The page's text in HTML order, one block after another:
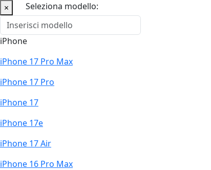
× Seleziona modello:
iPhone
iPhone 17 Pro Max
iPhone 17 Pro
iPhone 17
iPhone 17e
iPhone 17 Air
iPhone 16 Pro Max